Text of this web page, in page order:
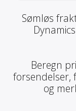
Sømløs
Beregn
forsendelser,
og